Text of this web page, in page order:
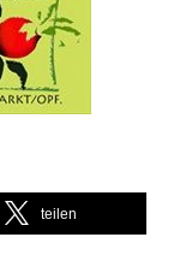
teilen